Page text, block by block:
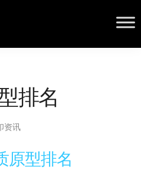
排名
资讯
原型排名